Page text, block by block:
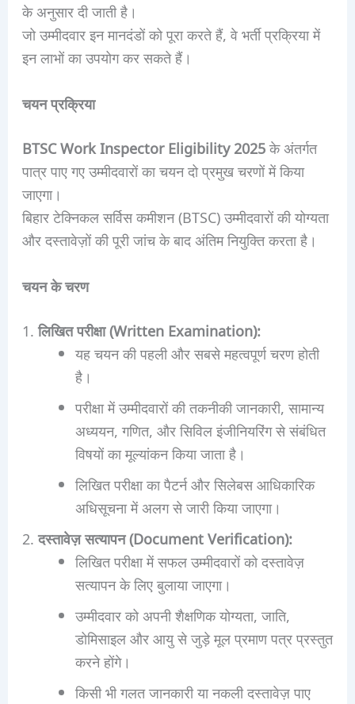
के अनुसार दी जाती है।
जो उम्मीदवार इन मानदंडों को पूरा करते हैं, वे भर्ती प्रक्रिया में
इन लाभों का उपयोग कर सकते हैं।
चयन प्रक्रिया
BTSC Work Inspector Eligibility 2025के अंतर्गत
पात्र पाए गए उम्मीदवारों का चयन दो प्रमुख चरणों में किया
जाएगा।
बिहार टेक्निकल सर्विस कमीशन (BTSC) उम्मीदवारों की योग्यता
और दस्तावेज़ों की पूरी जांच के बाद अंतिम नियुक्ति करता है।
चयन के चरण
लिखित परीक्षा (Written Examination):
यह चयन की पहली और सबसे महत्वपूर्ण चरण होती
है।
परीक्षा में उम्मीदवारों की तकनीकी जानकारी, सामान्य
अध्ययन, गणित, और सिविल इंजीनियरिंग से संबंधित
विषयों का मूल्यांकन किया जाता है।
लिखित परीक्षा का पैटर्न और सिलेबस आधिकारिक
अधिसूचना में अलग से जारी किया जाएगा।
दस्तावेज़ सत्यापन (Document Verification):
लिखित परीक्षा में सफल उम्मीदवारों को दस्तावेज़
सत्यापन के लिए बुलाया जाएगा।
उम्मीदवार को अपनी शैक्षणिक योग्यता, जाति,
डोमिसाइल और आयु से जुड़े मूल प्रमाण पत्र प्रस्तुत
करने होंगे।
किसी भी गलत जानकारी या नकली दस्तावेज़ पाए